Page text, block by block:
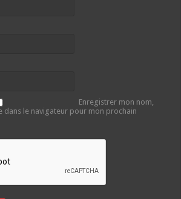
Enregistrer mon nom,
dans le navigateur pour mon prochain